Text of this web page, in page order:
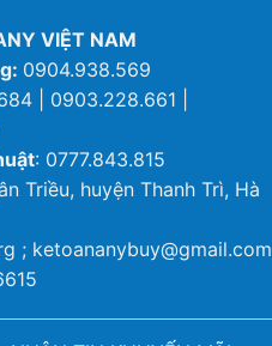
VIỆT NAM
0904.938.569
| 0903.228.661 |
: 0777.843.815
Triều, huyện Thanh Trì, Hà
; ketoananybuy@gmail.com